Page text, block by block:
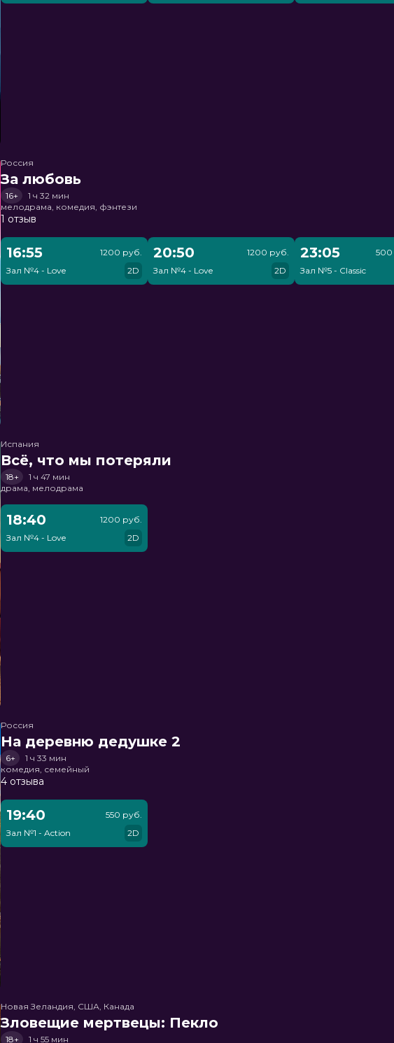
Россия
За любовь
16+
1 ч 32 мин
мелодрама, комедия, фэнтези
1 отзыв
16:55
Зал №4 - Love
1200 руб.
2D
20:50
Зал №4 - Love
1200 руб.
2D
23:05
Зал №5 - Classic
500
Испания
Всё, что мы потеряли
18+
1 ч 47 мин
драма, мелодрама
18:40
Зал №4 - Love
1200 руб.
2D
Россия
На деревню дедушке 2
6+
1 ч 33 мин
комедия, семейный
4 отзыва
19:40
Зал №1 - Action
550 руб.
2D
Новая Зеландия, США, Канада
Зловещие мертвецы: Пекло
18+ 1 ч 55 мин